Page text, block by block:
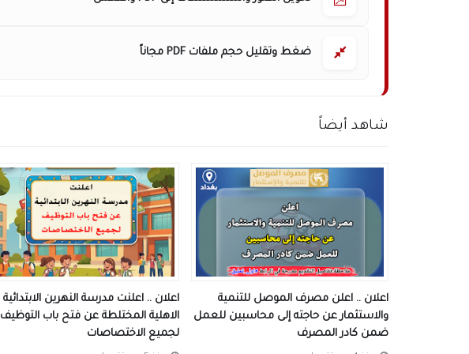
ضغط وتقليل حجم ملفات PDF مجاناً
شاهد أيضاً
اعلان .. اعلن مصرف الموصل للتنمية
والاستثمار عن حاجته إلى محاسبين للعمل
ضمن كادر المصرف
اعلان .. اعلنت مدرسة النهرين الابتدائية
الاهلية المختلطة عن فتح باب التوظيف
لجميع الاختصاصات